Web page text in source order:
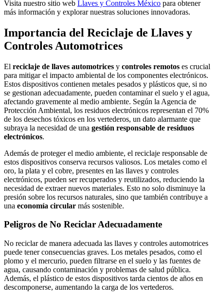
Visita nuestro sitio web Llaves y Controles México para obtener
más información y explorar nuestras soluciones innovadoras.
Importancia del Reciclaje de Llaves y
Controles Automotrices
El reciclaje de llaves automotrices y controles remotos es crucial
para mitigar el impacto ambiental de los componentes electrónicos.
Estos dispositivos contienen metales pesados y plásticos que, si no
se gestionan adecuadamente, pueden contaminar el suelo y el agua,
afectando gravemente al medio ambiente. Según la Agencia de
Protección Ambiental, los residuos electrónicos representan el 70%
de los desechos tóxicos en los vertederos, un dato alarmante que
subraya la necesidad de una gestión responsable de residuos
electrónicos.
Además de proteger el medio ambiente, el reciclaje responsable de
estos dispositivos conserva recursos valiosos. Los metales como el
oro, la plata y el cobre, presentes en las llaves y controles
electrónicos, pueden ser recuperados y reutilizados, reduciendo la
necesidad de extraer nuevos materiales. Esto no solo disminuye la
presión sobre los recursos naturales, sino que también contribuye a
una economía circular más sostenible.
Peligros de No Reciclar Adecuadamente
No reciclar de manera adecuada las llaves y controles automotrices
puede tener consecuencias graves. Los metales pesados, como el
plomo y el mercurio, pueden filtrarse en el suelo y las fuentes de
agua, causando contaminación y problemas de salud pública.
Además, el plástico de estos dispositivos tarda cientos de años en
descomponerse, aumentando la carga de los vertederos.